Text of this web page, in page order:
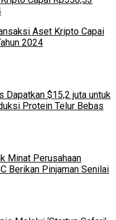
Aset Kripto Capai
2024
Dapatkan $15,2 juta untuk
Protein Telur Bebas
Minat Perusahaan
Berikan Pinjaman Senilai